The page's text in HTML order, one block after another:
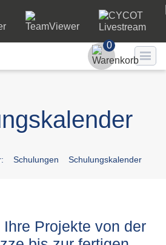
Passwort
0
Schulungen Schulungskalender
Projekte von der